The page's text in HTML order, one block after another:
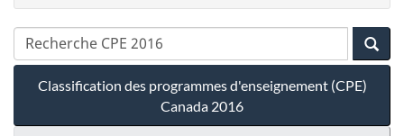
Classification des programmes d'enseignement (CPE)
Canada 2016